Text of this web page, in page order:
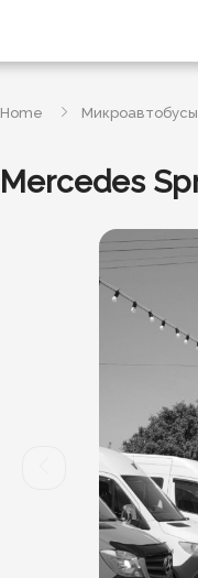
Home Микроавтобусы
Mercedes